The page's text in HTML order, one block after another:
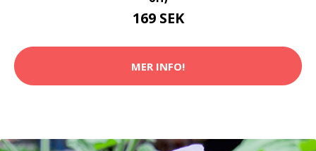
169 SEK
MER INFO!